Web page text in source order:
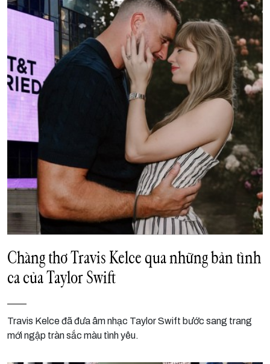
Chàng thơ Travis Kelce qua những bản tình
ca của Taylor Swift
Travis Kelce đã đưa âm nhạc Taylor Swift bước sang trang
mới ngập tràn sắc màu tình yêu.